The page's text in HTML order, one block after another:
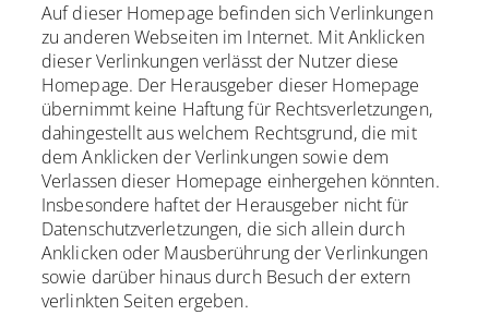
Auf dieser Homepage befinden sich Verlinkungen
zu anderen Webseiten im Internet. Mit Anklicken
dieser Verlinkungen verlässt der Nutzer diese
Homepage. Der Herausgeber dieser Homepage
übernimmt keine Haftung für Rechtsverletzungen,
dahingestellt aus welchem Rechtsgrund, die mit
dem Anklicken der Verlinkungen sowie dem
Verlassen dieser Homepage einhergehen könnten.
Insbesondere haftet der Herausgeber nicht für
Datenschutzverletzungen, die sich allein durch
Anklicken oder Mausberührung der Verlinkungen
sowie darüber hinaus durch Besuch der extern
verlinkten Seiten ergeben.